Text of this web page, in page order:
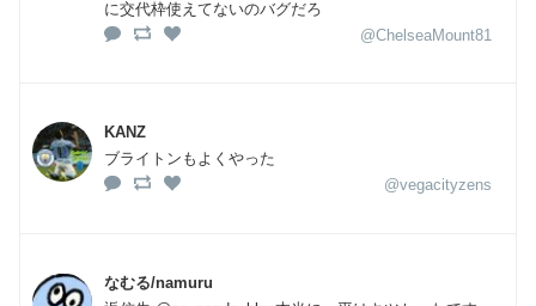
に交代枠使えてないのバグだろ
@ChelseaMount81
KANZ
ブライトンもよくやった
@vegacityzens
なむる/namuru